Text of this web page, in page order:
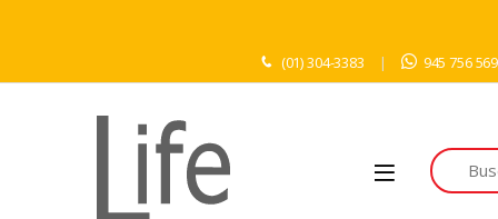
(01) 304-3383 945 756 569